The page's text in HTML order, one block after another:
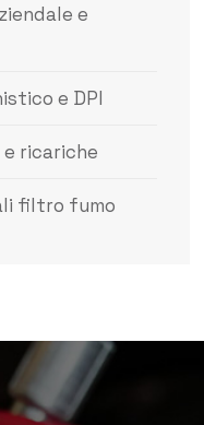
e
e DPI
ricariche
filtro fumo